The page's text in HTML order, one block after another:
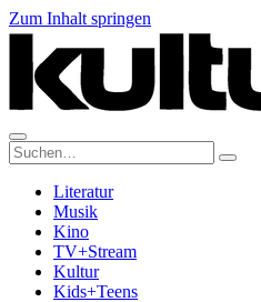
Zum Inhalt springen
Suche:
Literatur
Musik
Kino
TV+Stream
Kultur
Kids+Teens